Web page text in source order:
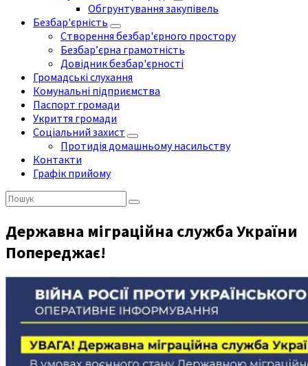
Обгрунтування закупівель
Безбар'єрність
Створення безбар'єрного простору
Безбар’єрна грамотність
Довідник безбар'єрності
Громадські слухання
Комунальні підприємства
Паспорт громади
Укриття громади
Соціальний захист
Протидія домашньому насильству
Контакти
Графік прийому
Пошук:
Державна міграційна служба України
Попереджає!